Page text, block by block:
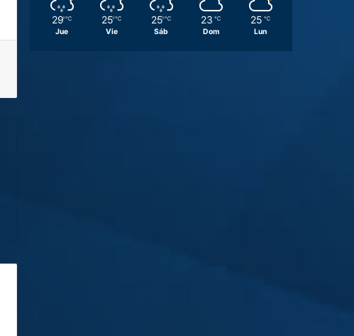
29 ℃
Jue
25 ℃
Vie
25 ℃
Sáb
23 ℃
Dom
25 ℃
Lun